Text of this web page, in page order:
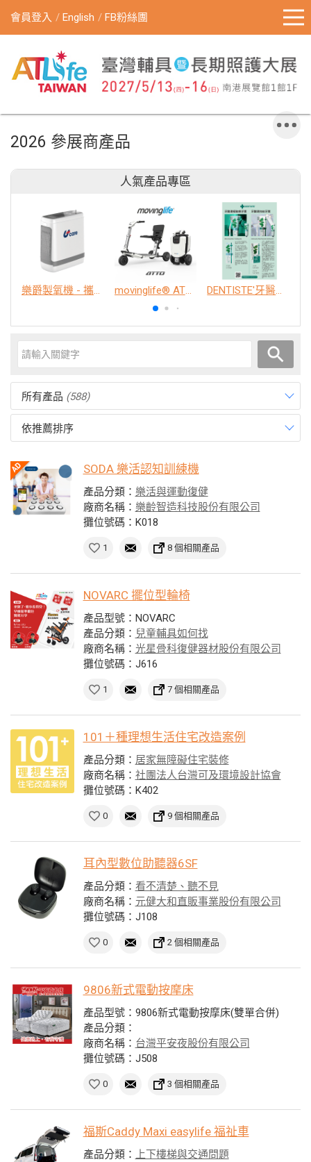
會員登入 English FB粉絲團
2026 參展商產品
人氣產品專區
樂爵製氧機 - 攜帶型 movinglife® ATTO新世代電動代步車 經典款 DENTISTE'牙醫選極敏感牙膏、抗蛀牙膏
所有產品 (588)
依推薦排序
SODA 樂活認知訓練機
產品分類： 樂活與運動復健
廠商名稱： 樂齡智造科技股份有限公司
攤位號碼：K018
1 8 個相關產品
NOVARC 擺位型輪椅
產品型號：NOVARC
產品分類： 兒童輔具如何找
廠商名稱： 光星骨科復健器材股份有限公司
攤位號碼：J616
1 7 個相關產品
101＋種理想生活住宅改造案例
產品分類： 居家無障礙住宅裝修
廠商名稱： 社團法人台灣可及環境設計協會
攤位號碼：K402
0 9 個相關產品
耳內型數位助聽器6SF
產品分類： 看不清楚、聽不見
廠商名稱： 元健大和直販事業股份有限公司
攤位號碼：J108
0 2 個相關產品
9806新式電動按摩床
產品型號：9806新式電動按摩床(雙單合併)
產品分類：
廠商名稱： 台灣平安夜股份有限公司
攤位號碼：J508
0 3 個相關產品
福斯Caddy Maxi easylife 福祉車
產品分類：
上下樓梯與交通問題